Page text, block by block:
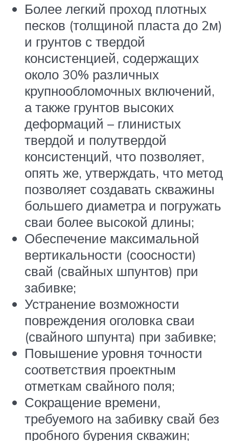
Более легкий проход плотных
песков (толщиной пласта до 2м)
и грунтов с твердой
консистенцией, содержащих
около 30% различных
крупнообломочных включений,
а также грунтов высоких
деформаций – глинистых
твердой и полутвердой
консистенций, что позволяет,
опять же, утверждать, что метод
позволяет создавать скважины
большего диаметра и погружать
сваи более высокой длины;
Обеспечение максимальной
вертикальности (соосности)
свай (свайных шпунтов) при
забивке;
Устранение возможности
повреждения оголовка сваи
(свайного шпунта) при забивке;
Повышение уровня точности
соответствия проектным
отметкам свайного поля;
Сокращение времени,
требуемого на забивку свай без
пробного бурения скважин;